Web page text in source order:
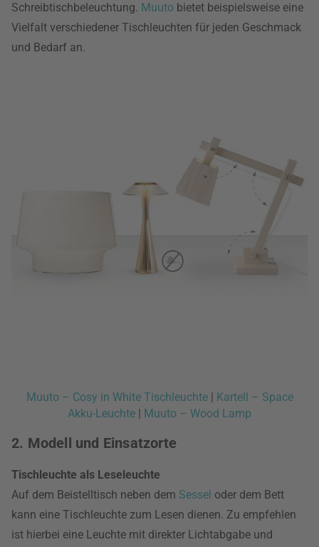
Schreibtischbeleuchtung. Muuto bietet beispielsweise eine
Vielfalt verschiedener Tischleuchten für jeden Geschmack
und Bedarf an.
Muuto – Cosy in White Tischleuchte| Kartell – Space
Akku-Leuchte | Muuto – Wood Lamp
2. Modell und Einsatzorte
Tischleuchte als Leseleuchte
Auf dem Beistelltisch neben dem Sessel oder dem Bett
kann eine Tischleuchte zum Lesen dienen. Zu empfehlen
ist hierbei eine Leuchte mit direkter Lichtabgabe und